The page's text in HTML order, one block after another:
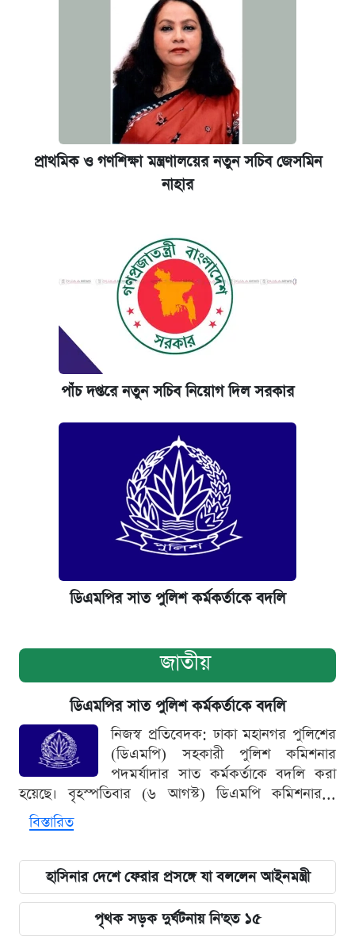
প্রাথমিক ও গণশিক্ষা মন্ত্রণালয়ের নতুন সচিব জেসমিন
নাহার
পাঁচ দপ্তরে নতুন সচিব নিয়োগ দিল সরকার
ডিএমপির সাত পুলিশ কর্মকর্তাকে বদলি
জাতীয়
ডিএমপির সাত পুলিশ কর্মকর্তাকে বদলি
নিজস্ব প্রতিবেদক: ঢাকা মহানগর পুলিশের
(ডিএমপি) সহকারী পুলিশ কমিশনার
পদমর্যাদার সাত কর্মকর্তাকে বদলি করা
হয়েছে। বৃহস্পতিবার (৬ আগস্ট) ডিএমপি কমিশনার...
বিস্তারিত
হাসিনার দেশে ফেরার প্রসঙ্গে যা বললেন আইনমন্ত্রী
পৃথক সড়ক দুর্ঘটনায় নি'হত ১৫